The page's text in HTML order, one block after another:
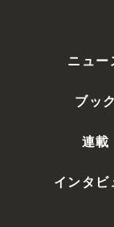
ニュー
ブック
連載
インタビ